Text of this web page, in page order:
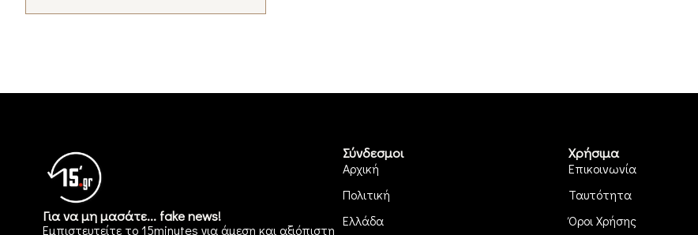
Για να μη μασάτε... fake news!
Εμπιστευτείτε το 15minutes για άμεση και αξιόπιστη
Σύνδεσμοι
Αρχική
Πολιτική
Ελλάδα
Χρήσιμα
Επικοινωνία
Ταυτότητα
Όροι Χρήσης